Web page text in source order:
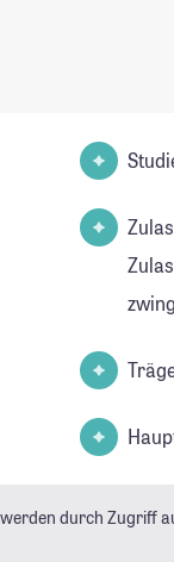
durch Zugriff